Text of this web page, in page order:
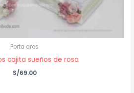
Porta aros
cajita sueños de rosa
S/69.00